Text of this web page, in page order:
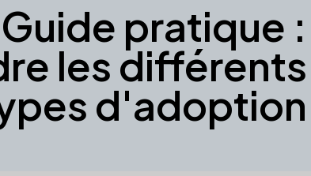
Guide pratique :
les différents
d'adoption